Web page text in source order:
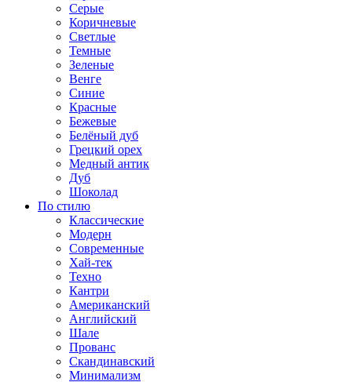
Серые
Коричневые
Светлые
Темные
Зеленые
Венге
Синие
Красные
Бежевые
Белёный дуб
Грецкий орех
Медный антик
Дуб
Шоколад
По стилю
Классические
Модерн
Современные
Хай-тек
Техно
Кантри
Американский
Английский
Шале
Прованс
Скандинавский
Минимализм